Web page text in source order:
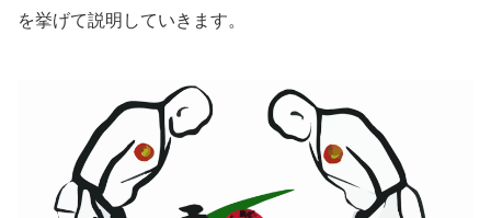
を挙げて説明していきます。